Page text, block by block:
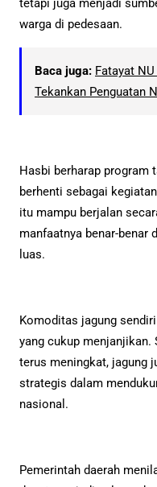
tetapi juga menjadi
warga di pedesaan.
Baca juga: Fatayat
Tekankan Penguatan
Hasbi berharap program
berhenti sebagai
itu mampu berjalan
manfaatnya benar-benar
luas.
Komoditas jagung
yang cukup menjanjikan.
terus meningkat, jagung
strategis dalam
nasional.
Pemerintah daerah